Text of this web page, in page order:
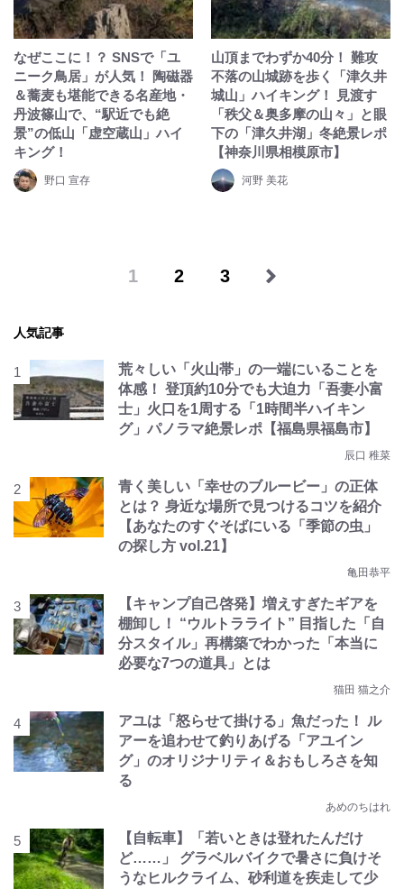
なぜここに！？ SNSで「ユ
ニーク鳥居」が人気！ 陶磁器
＆蕎麦も堪能できる名産地・
丹波篠山で、“駅近でも絶
景”の低山「虚空蔵山」ハイ
キング！
野口 宣存
山頂までわずか40分！ 難攻
不落の山城跡を歩く「津久井
城山」ハイキング！ 見渡す
「秩父＆奥多摩の山々」と眼
下の「津久井湖」冬絶景レポ
【神奈川県相模原市】
河野 美花
1 2 3
人気記事
荒々しい「火山帯」の一端にいることを
体感！ 登頂約10分でも大迫力「吾妻小富
士」火口を1周する「1時間半ハイキン
グ」パノラマ絶景レポ【福島県福島市】
辰口 稚菜
青く美しい「幸せのブルービー」の正体
とは？ 身近な場所で見つけるコツを紹介
【あなたのすぐそばにいる「季節の虫」
の探し方 vol.21】
亀田恭平
【キャンプ自己啓発】増えすぎたギアを
棚卸し！ “ウルトラライト” 目指した「自
分スタイル」再構築でわかった「本当に
必要な7つの道具」とは
猫田 猫之介
アユは「怒らせて掛ける」魚だった！ ル
アーを追わせて釣りあげる「アユイン
グ」のオリジナリティ＆おもしろさを知
る
あめのちはれ
【自転車】「若いときは登れたんだけ
ど……」 グラベルバイクで暑さに負けそ
うなヒルクライム、砂利道を疾走して少